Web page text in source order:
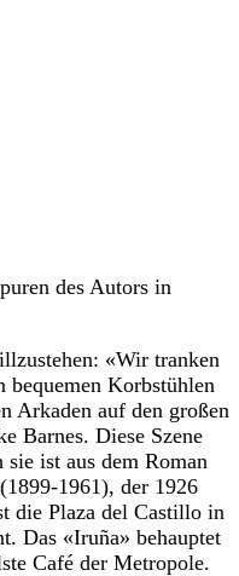
des Autors in
«Wir tranken
bequemen Korbstühlen
Arkaden auf den großen
Barnes. Diese Szene
ist aus dem Roman
1961), der 1926
die Plaza del Castillo in
Das «Iruña» behauptet
Café der Metropole.